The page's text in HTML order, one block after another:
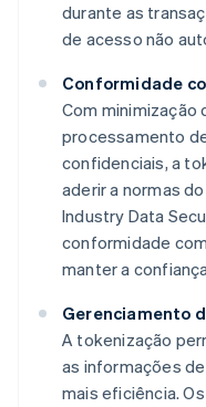
durante as
de acesso não
Conformidade
Com minimização
processamento
confidenciais, a
aderir a normas
Industry Data
conformidade
manter a
Gerenciamento
A tokenização
as informações
mais eficiência.